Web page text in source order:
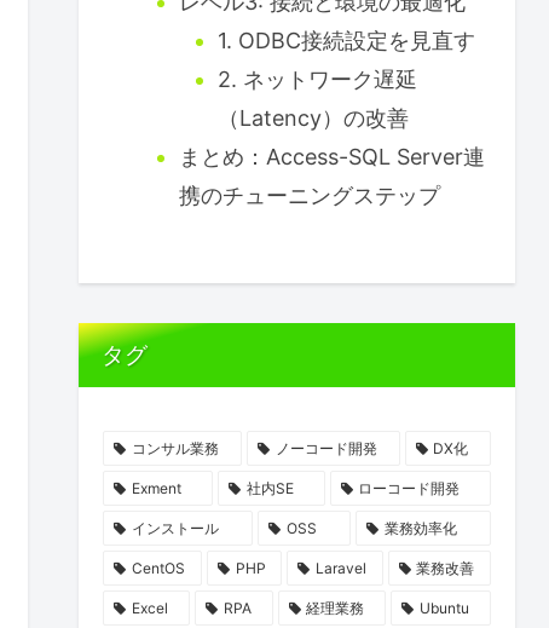
1. ODBC接続設定を見直す
2. ネットワーク遅延
（Latency）の改善
まとめ：Access-SQL Server連
携のチューニングステップ
タグ
コンサル業務 ノーコード開発 DX化
Exment 社内SE ローコード開発
インストール OSS 業務効率化
CentOS PHP Laravel 業務改善
Excel RPA 経理業務 Ubuntu